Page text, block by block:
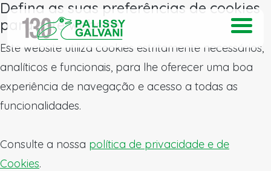
Defina as suas preferências de cookies
para este website.
Este website utiliza cookies estritamente necessários,
analíticos e funcionais, para lhe oferecer uma boa
experiência de navegação e acesso a todas as
funcionalidades.
Consulte a nossa política de privacidade e de
Cookies.